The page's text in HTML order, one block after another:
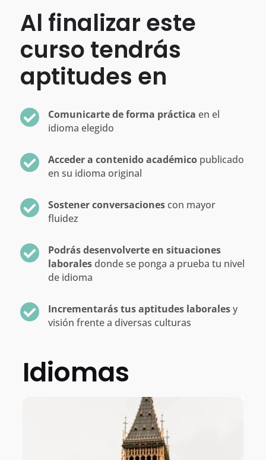
Al finalizar este
curso tendrás
aptitudes en
Comunicarte de forma práctica en el
idioma elegido
Acceder a contenido académicopublicado
en su idioma original
Sostener conversacionescon mayor
fluidez
Podrás desenvolverte en situaciones
laboralesdonde se ponga a prueba tu nivel
de idioma
Incrementarás tus aptitudes laboralesy
visión frente a diversas culturas
Idiomas